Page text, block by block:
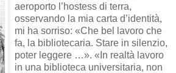
aeroporto l’hostess di terra,
osservando la mia carta d’identità,
mi ha sorriso: «Che bel lavoro che
fa, la bibliotecaria. Stare in silenzio,
poter leggere …». «In realtà lavoro
in una biblioteca universitaria, non